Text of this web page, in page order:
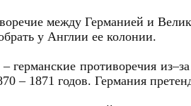
между Германией и
у Англии ее колонии.
– германские противоречия
– 1871 годов. Германия